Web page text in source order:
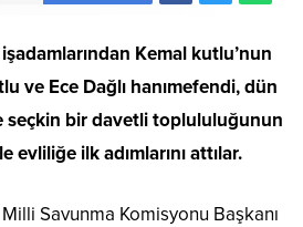
Kemal kutlu’nun
ve Ece Dağlı hanımefendi, dün
seçkin bir davetli toplululuğunun
evliliğe ilk adımlarını attılar.
Savunma Komisyonu Başkanı